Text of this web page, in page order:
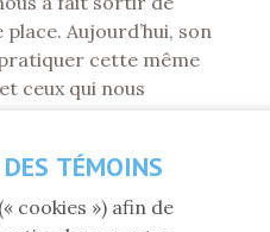
Aujourd’hui, son
cette même
ceux qui nous
TÉMOINS
cookies ») afin de